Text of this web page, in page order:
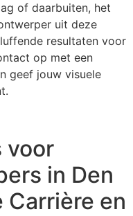
of daarbuiten, het
uit deze
resultaten voor
op met een
geef jouw visuele
voor
in Den
Carrière en